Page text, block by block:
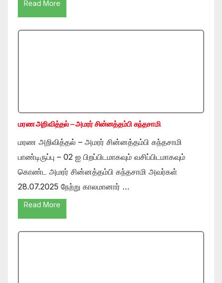
Read More
மரண அறிவித்தல் – அமரர் சின்னத்தம்பி கந்தசாமி
மரண அறிவித்தல் – அமரர் சின்னத்தம்பி கந்தசாமி
பாண்டிருப்பு – 02 ஐ பிறப்பிடமாகவும் வசிப்பிடமாகவும்
கொண்ட அமரர் சின்னத்தம்பி கந்தசாமி அவர்கள்
28.07.2025 நேற்று காலமானார் …
Read More